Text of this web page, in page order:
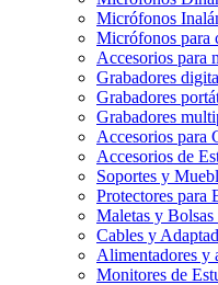
Micrófonos
Micrófonos para
Accesorios para
Grabadores
Grabadores
Grabadores
Accesorios para
Accesorios de
Soportes y
Protectores para
Maletas y Bolsas
Cables y
Alimentadores y
Monitores de